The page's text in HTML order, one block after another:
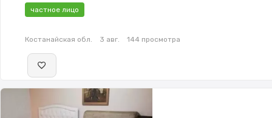
частное лицо
Костанайская обл. 3 авг. 144 просмотра